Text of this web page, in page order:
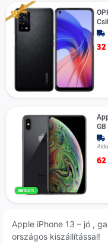
100%
GB
Apple iPhone 13 – jó ,
országos kiszállítással!